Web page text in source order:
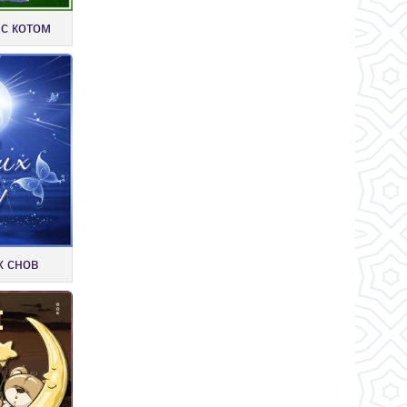
котом
снов